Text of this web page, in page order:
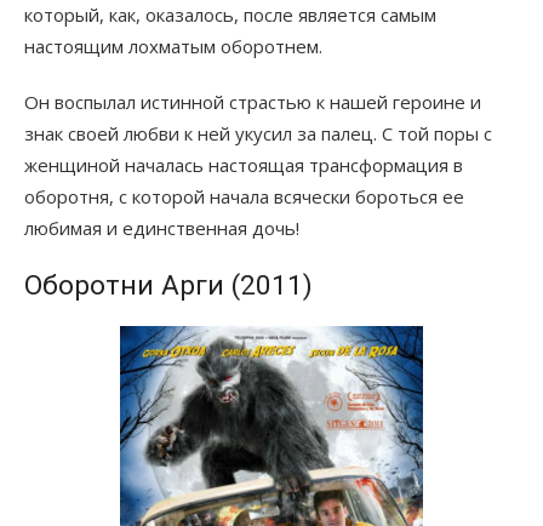
который, как, оказалось, после является самым
настоящим лохматым оборотнем.
Он воспылал истинной страстью к нашей героине и
знак своей любви к ней укусил за палец. С той поры с
женщиной началась настоящая трансформация в
оборотня, с которой начала всячески бороться ее
любимая и единственная дочь!
Оборотни Арги (2011)